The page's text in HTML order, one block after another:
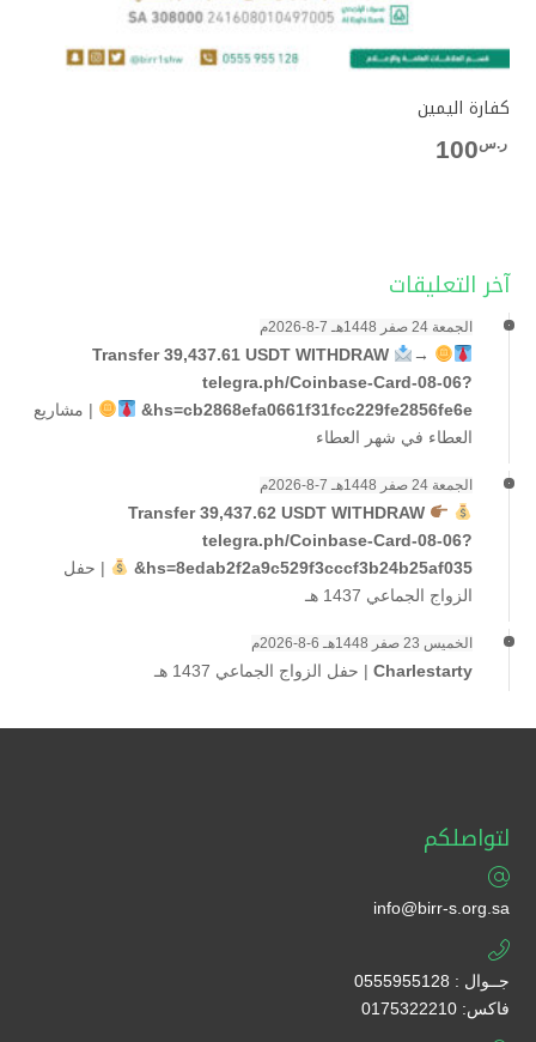
كفارة اليمين
ر.س100
آخر التعليقات
الجمعة 24 صفر 1448هـ 7-8-2026م
→
telegra.ph/Coinbase-Card-08-06?
hs=cb2868efa0661f31fcc229fe2856fe6e&
| مشاريع
العطاء في شهر العطاء
الجمعة 24 صفر 1448هـ 7-8-2026م
telegra.ph/Coinbase-Card-08-06?
hs=8edab2f2a9c529f3cccf3b24b25af035&
| حفل
الزواج الجماعي 1437 هـ
الخميس 23 صفر 1448هـ 6-8-2026م
Charlestarty
| حفل الزواج الجماعي 1437 هـ
لتواصلكم
info@birr-s.org.sa
جــوال : 0555955128
فاكس: 0175322210